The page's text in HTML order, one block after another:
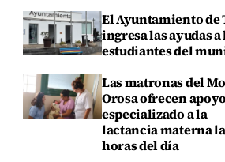
El Ayuntamiento de
ingresa las ayudas a
estudiantes del
Las matronas del
Orosa ofrecen apoyo
especializado a la
lactancia materna
horas del día